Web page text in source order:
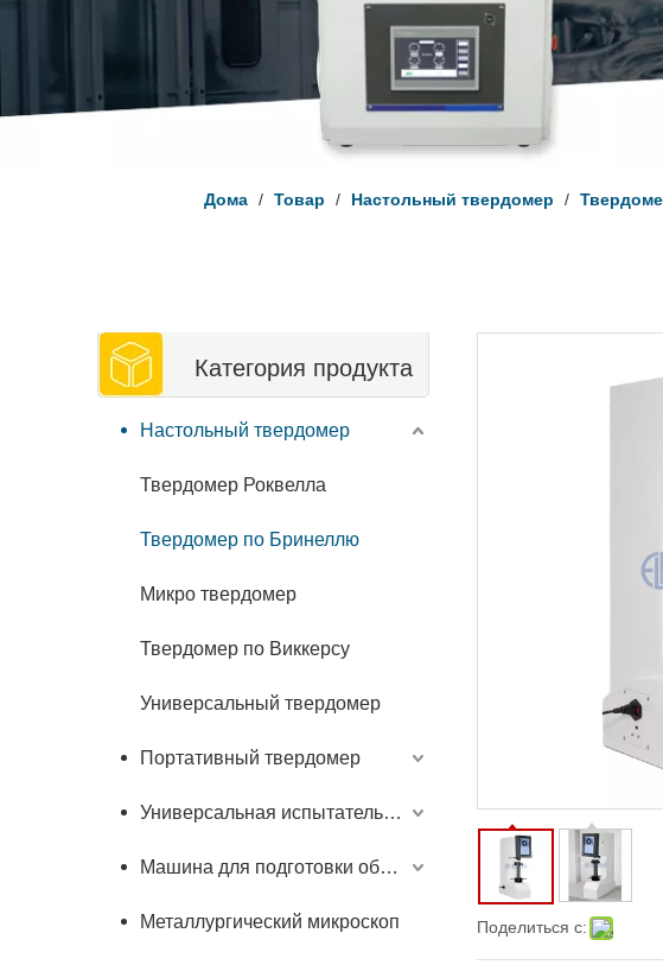
Дома / Товар / Настольный твердомер /
Категория продукта
Настольный твердомер
Твердомер Роквелла
Твердомер по Бринеллю
Микро твердомер
Твердомер по Виккерсу
Универсальный твердомер
Портативный твердомер
Универсальная испытательная машина
Машина для подготовки образцов
Металлургический микроскоп Поделиться с: